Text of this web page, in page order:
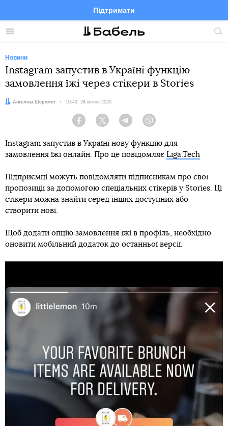
Меню
Підтримати
FacebookTelegramTwitter
Новини
Instagram запустив в Україні функцію
замовлення їжі через стікери в Stories
Автор:
Ангеліна Шеремет Дата:
10:43, 24 квітня 2020
Facebook Twitter Telegram
Instagram запустив в Україні нову функцію для
замовлення їжі онлайн. Про це повідомляє Liga.Tech
Підприємці можуть повідомляти підписникам про свої
пропозиції за допомогою спеціальних стікерів у Stories. Ці
стікери можна знайти серед інших доступних або
створити нові.
Щоб додати опцію замовлення їжі в профіль, необхідно
оновити мобільний додаток до останньої версії.